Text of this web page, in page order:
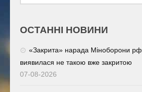
ОСТАННІ НОВИНИ
«Закрита» нарада Міноборони рф
виявилася не такою вже закритою
07-08-2026